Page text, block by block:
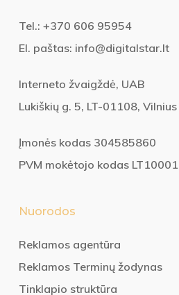
Tel.: +370 606 95954
El. paštas: info@digitalstar.lt
Interneto žvaigždė, UAB
Lukiškių g. 5, LT-01108, Vilnius
Įmonės kodas 304585860
PVM mokėtojo kodas
Nuorodos
Reklamos agentūra
Reklamos Terminų žodynas
Tinklapio struktūra